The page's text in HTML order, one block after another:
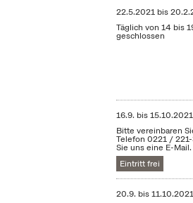
22.5.2021 bis
Täglich von 14 bis
geschlossen
16.9. bis15.10.2021
Bitte vereinbaren
Telefon 0221 /
Sie uns eine E-Mail.
Eintritt frei
20.9. bis11.10.2021